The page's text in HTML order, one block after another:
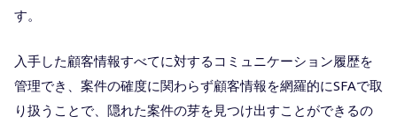
す。
入手した顧客情報すべてに対するコミュニケーション履歴を
管理でき、案件の確度に関わらず顧客情報を網羅的にSFAで取
り扱うことで、隠れた案件の芽を見つけ出すことができるの